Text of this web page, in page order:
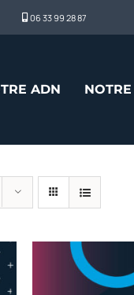
06 33 99 28 87
ADN